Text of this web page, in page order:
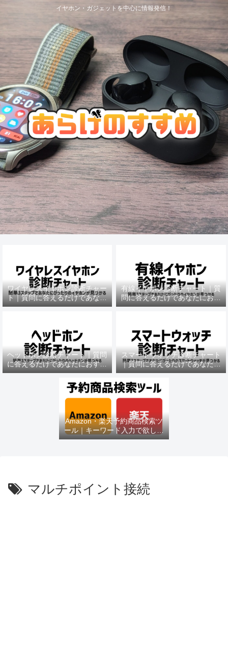
イヤホン・ガジェットを中心に情報発信！
ワイヤレスイヤホン診断チャー
ト｜質問に答えるだけであなた
におすすめの機種がわかる
有線イヤホン診断チャート｜質
問に答えるだけであなたにおす
すめの機種がわかる
ヘッドホン診断チャート｜質問
に答えるだけであなたにおすす
めの機種がわかる
スマートウォッチ診断チャート
｜質問に答えるだけであなたに
おすすめの機種がわかる
Amazon・楽天予約商品検索ツ
ール｜キーワード入力で欲しい
商品を即チェック
マルチポイント接続